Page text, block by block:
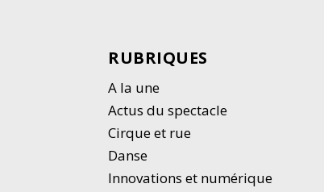
RUBRIQUES
A la une
Actus du spectacle
Cirque et rue
Danse
Innovations et numérique